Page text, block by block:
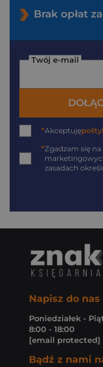
Brak opłat
Twój e-mail
*Akceptuję
*Zgadzam się
zasadach
Napisz do nas
Poniedziałek -
8:00 - 18:00
[email protected]
Bądź z nami